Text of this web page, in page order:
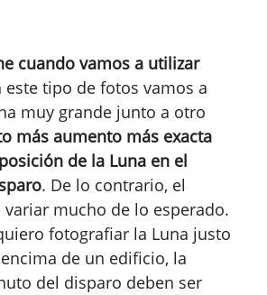
cuando vamos a utilizar
este tipo de fotos vamos a
muy grande junto a otro
más aumento más exacta
de la Luna en el
. De lo contrario, el
mucho de lo esperado.
fotografiar la Luna justo
de un edificio, la
del disparo deben ser